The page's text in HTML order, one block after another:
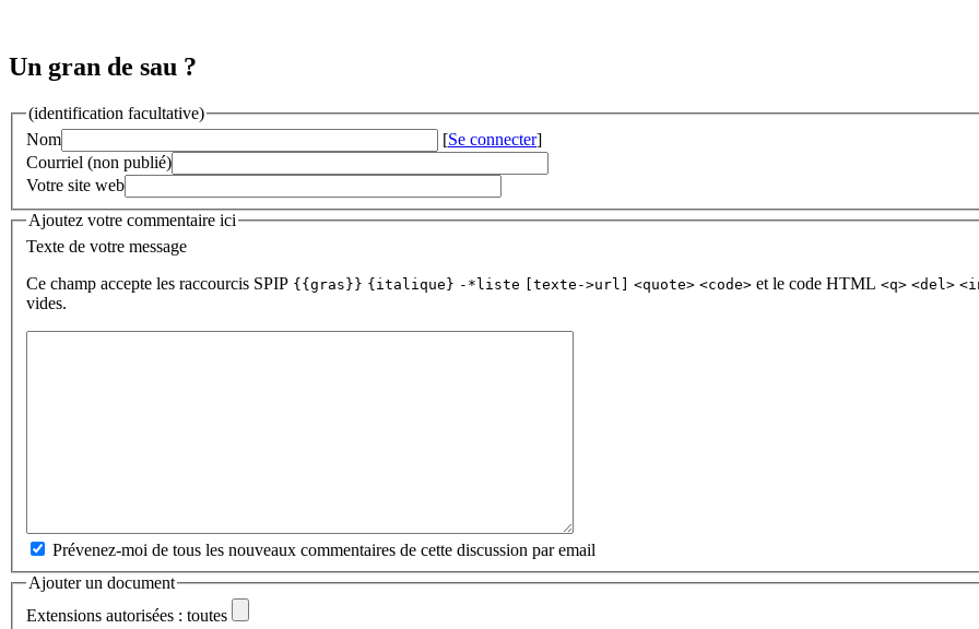
Un gran de sau ?
(identification facultative)
Nom
[Se connecter]
Courriel (non publié)
Votre site web
Ajoutez votre commentaire ici
Texte de votre message
Ce champ accepte les raccourcis SPIP {{gras}} {italique} -*liste [texte->url] <quote> <code> et le code HTML <q> <del>
vides.
Prévenez-moi de tous les nouveaux commentaires de cette discussion par email
Ajouter un document
Extensions autorisées : toutes